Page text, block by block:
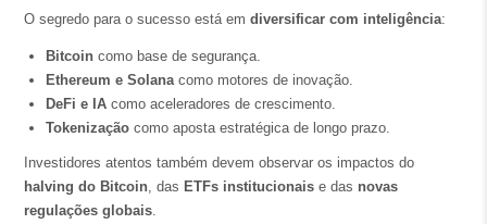
O segredo para o sucesso está em diversificar com inteligência:
Bitcoincomo base de segurança.
Ethereum e Solanacomo motores de inovação.
DeFi e IAcomo aceleradores de crescimento.
Tokenizaçãocomo aposta estratégica de longo prazo.
Investidores atentos também devem observar os impactos do
halving do Bitcoin, das ETFs institucionaise das novas
regulações globais.